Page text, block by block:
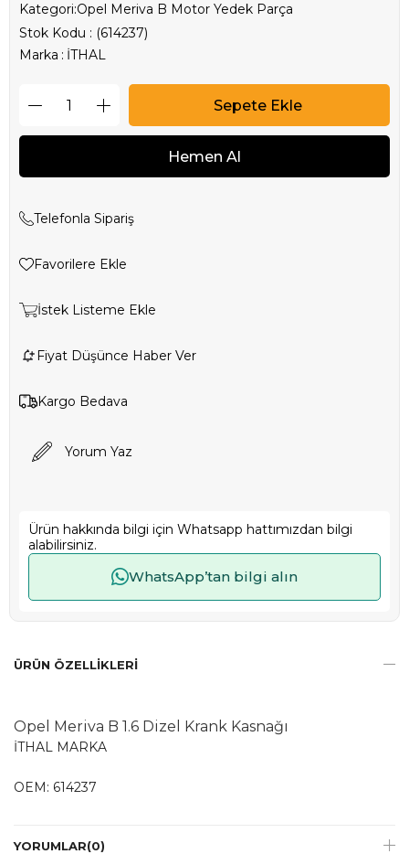
Kategori:Opel Meriva B Motor Yedek Parça
Stok Kodu
(614237)
Marka : İTHAL
Telefonla Sipariş
Favorilere Ekle
İstek Listeme Ekle
Fiyat Düşünce Haber Ver
Kargo Bedava
Yorum Yaz
Ürün hakkında bilgi için Whatsapp hattımızdan bilgi
alabilirsiniz.
WhatsApp’tan bilgi alın
ÜRÜN ÖZELLIKLERI
Opel Meriva B 1.6 Dizel Krank Kasnağı
İTHAL MARKA
OEM: 614237
YORUMLAR(0)